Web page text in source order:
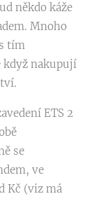
někdo káže
Mnoho
tím
když nakupují
ETS 2
se
ve
Kč (viz má